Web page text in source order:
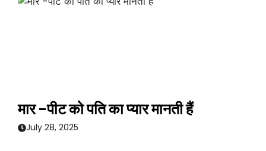
मार -पीट को पति का प्यार मानती हैं
July 28, 2025